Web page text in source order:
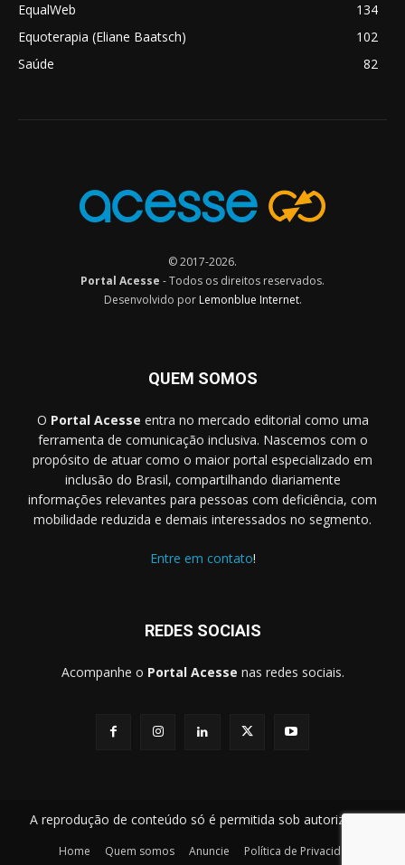
EqualWeb
134
Equoterapia (Eliane Baatsch)
102
Saúde
82
© 2017-2026.
Portal Acesse - Todos os direitos reservados.
Desenvolvido por Lemonblue Internet.
QUEM SOMOS
O Portal Acesse entra no mercado editorial como uma
ferramenta de comunicação inclusiva. Nascemos com o
propósito de atuar como o maior portal especializado em
inclusão do Brasil, compartilhando diariamente
informações relevantes para pessoas com deficiência, com
mobilidade reduzida e demais interessados no segmento.
Entre em contato!
REDES SOCIAIS
Acompanhe o Portal Acesse nas redes sociais.
A reprodução de conteúdo só é permitida sob autorização.
Home Quem somos Anuncie Política de Privacidade